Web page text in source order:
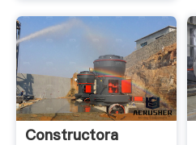
Constructora